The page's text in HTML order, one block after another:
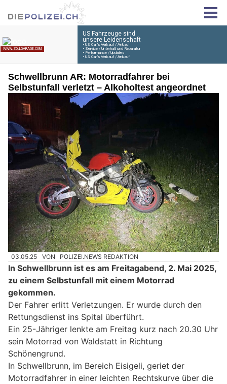
Schwellbrunn AR: Motorradfahrer bei
Selbstunfall verletzt – Alkoholtest angeordnet
03.05.25 VON POLIZEI.NEWS REDAKTION
In Schwellbrunn ist es am Freitagabend, 2. Mai 2025,
zu einem Selbstunfall mit einem Motorrad
gekommen.
Der Fahrer erlitt Verletzungen. Er wurde durch den
Rettungsdienst ins Spital überführt.
Ein 25-Jähriger lenkte am Freitag kurz nach 20.30 Uhr
sein Motorrad von Waldstatt in Richtung
Schönengrund.
In Schwellbrunn, im Bereich Eisigeli, geriet der
Motorradfahrer in einer leichten Rechtskurve über die